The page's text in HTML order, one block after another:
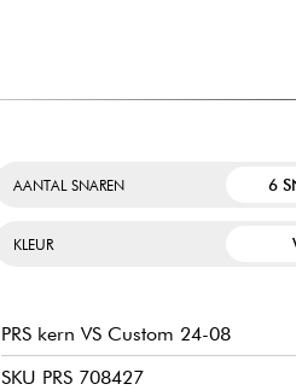
AANTAL SNAREN 6
KLEUR
PRS kern VS Custom 24-08
SKU PRS 708427